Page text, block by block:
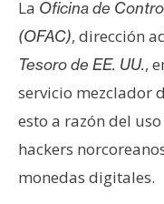
s
i
s
N
o
t
La Oficina de
(OFAC), dirección
Tesoro de EE. UU.,
servicio mezclador
esto a razón del
hackers
monedas digitales.